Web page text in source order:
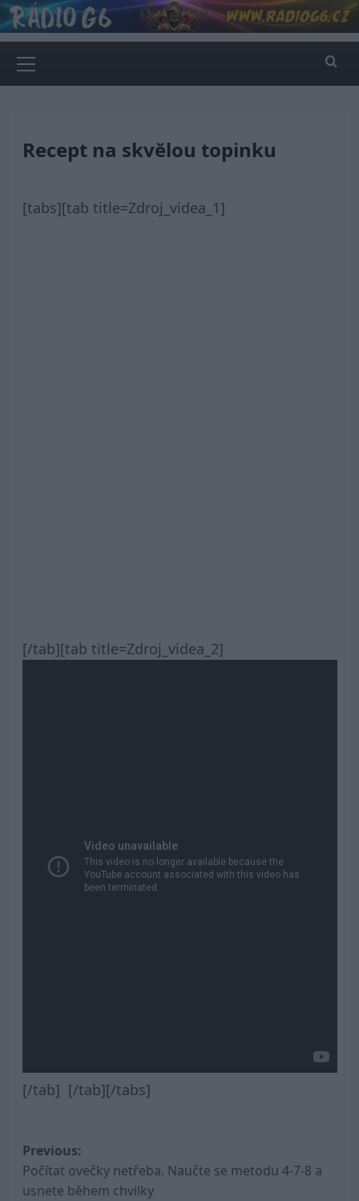
Skip
to
content
Menu
Recept na skvělou topinku
[tabs][tab title=Zdroj_videa_1]
[/tab][tab title=Zdroj_videa_2]
[/tab] [/tab][/tabs]
Post
navigation
Previous:
Počítat ovečky netřeba. Naučte se metodu 4-7-8 a
usnete během chvilky